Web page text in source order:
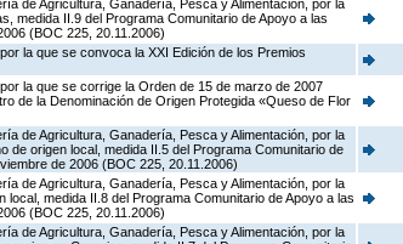
de Agricultura, Ganadería, Pesca y Alimentación, por la
medida II.9 del Programa Comunitario de Apoyo a las
(BOC 225, 20.11.2006)
la que se convoca la XXI Edición de los Premios
la que se corrige la Orden de 15 de marzo de 2007
de la Denominación de Origen Protegida «Queso de Flor
de Agricultura, Ganadería, Pesca y Alimentación, por la
origen local, medida II.5 del Programa Comunitario de
de 2006 (BOC 225, 20.11.2006)
de Agricultura, Ganadería, Pesca y Alimentación, por la
medida II.8 del Programa Comunitario de Apoyo a las
(BOC 225, 20.11.2006)
de Agricultura, Ganadería, Pesca y Alimentación, por la